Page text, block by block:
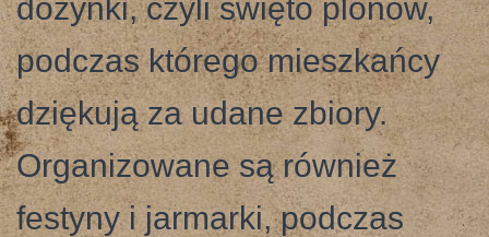
dożynki, czyli święto plonów,
podczas którego mieszkańcy
dziękują za udane zbiory.
Organizowane są również
festyny i jarmarki, podczas